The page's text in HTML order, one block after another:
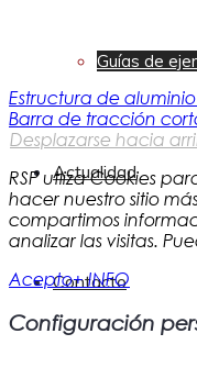
Guías de
Actualidad
Contacto
Estructura de
Barra de tracción
Desplazarse hacia
RSP utliza Cookies
hacer nuestro sitio
compartimos
analizar las visitas.
Acepto+ INFO
Configuración